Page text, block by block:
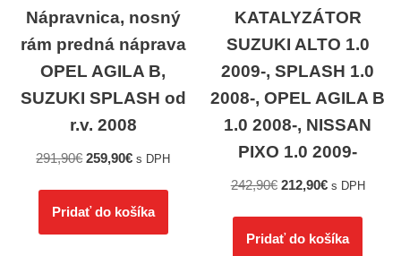
Nápravnica, nosný
rám predná náprava
OPEL AGILA B,
SUZUKI SPLASH od
r.v. 2008
291,90€ 259,90€ s DPH
Pridať do košíka
KATALYZÁTOR
SUZUKI ALTO 1.0
2009-, SPLASH 1.0
2008-, OPEL AGILA B
1.0 2008-, NISSAN
PIXO 1.0 2009-
242,90€ 212,90€ s DPH
Pridať do košíka